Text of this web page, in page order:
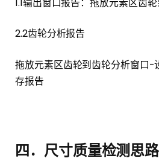
2.2齿轮分析报告
拖放元素区齿轮到齿轮分析窗口
存报告
四．尺寸质量检测思路